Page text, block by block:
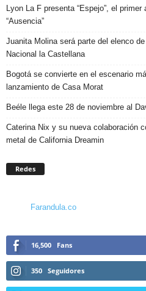
Lyon La F presenta “Espejo”, el
“Ausencia”
Juanita Molina será parte del elenco
Nacional la Castellana
Bogotá se convierte en el escenario
lanzamiento de Casa Morat
Beéle llega este 28 de noviembre al
Caterina Nix y su nueva colaboración
metal de California Dreamin
Redes
Farandula.co
16,500 Fans
350 Seguidores